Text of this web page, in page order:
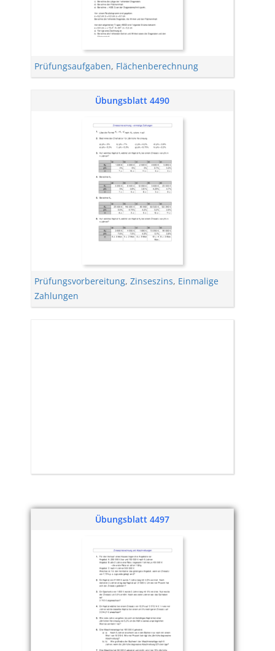
Prüfungsaufgaben, Flächenberechnung
Übungsblatt 4490
Prüfungsvorbereitung, Zinseszins, Einmalige
Zahlungen
Übungsblatt 4497